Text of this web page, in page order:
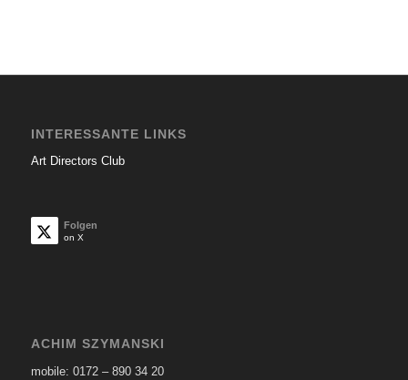
INTERESSANTE LINKS
Art Directors Club
Folgen
on X
ACHIM SZYMANSKI
mobile: 0172 – 890 34 20